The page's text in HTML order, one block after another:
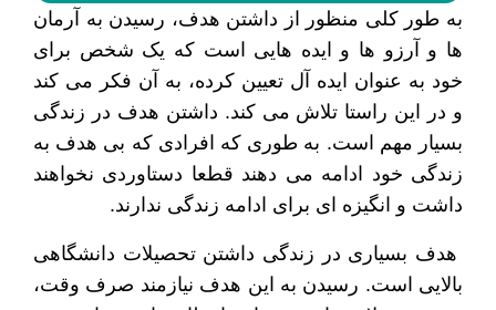
به طور کلی منظور از داشتن هدف، رسیدن به آرمان
ها و آرزو ها و ایده هایی است که یک شخص برای
خود به عنوان ایده آل تعیین کرده، به آن فکر می کند
و در این راستا تلاش می کند. داشتن هدف در زندگی
بسیار مهم است. به طوری که افرادی که بی هدف به
زندگی خود ادامه می دهند قطعا دستاوردی نخواهند
داشت و انگیزه ای برای ادامه زندگی ندارند.
هدف بسیاری در زندگی داشتن تحصیلات دانشگاهی
بالایی است‌. رسیدن به این هدف نیازمند صرف وقت،